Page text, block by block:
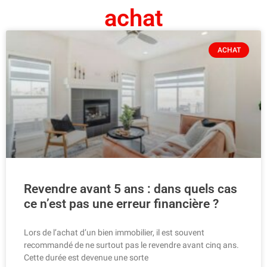
achat
ACHAT
Revendre avant 5 ans : dans quels cas
ce n’est pas une erreur financière ?
Lors de l’achat d’un bien immobilier, il est souvent
recommandé de ne surtout pas le revendre avant cinq ans.
Cette durée est devenue une sorte